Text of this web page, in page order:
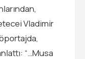
Vladimir
“…Musa